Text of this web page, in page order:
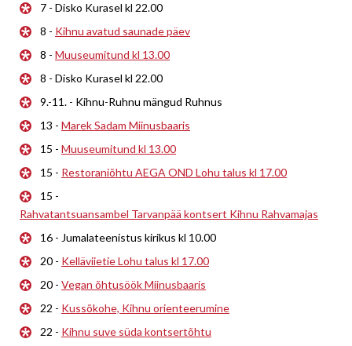
7 - Disko Kurasel kl 22.00
8 - Kihnu avatud saunade päev
8 - Muuseumitund kl 13.00
8 - Disko Kurasel kl 22.00
9.-11. - Kihnu-Ruhnu mängud Ruhnus
13 - Marek Sadam Miinusbaaris
15 - Muuseumitund kl 13.00
15 - Restoraniõhtu AEGA OND Lohu talus kl 17.00
15 -
Rahvatantsuansambel Tarvanpää kontsert Kihnu Rahvamajas
16 - Jumalateenistus kirikus kl 10.00
20 - Kelläviietie Lohu talus kl 17.00
20 - Vegan õhtusöök Miinusbaaris
22 - Kussõkohe, Kihnu orienteerumine
22 - Kihnu suve süda kontsertõhtu